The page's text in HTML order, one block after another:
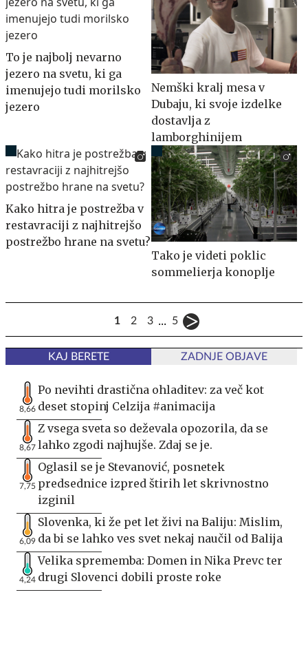
To je najbolj nevarno
jezero na svetu, ki ga
imenujejo tudi morilsko
jezero
Nemški kralj mesa v
Dubaju, ki svoje izdelke
dostavlja z
lamborghinijem
Kako hitra je postrežba v
restavraciji z najhitrejšo
postrežbo hrane na svetu?
Tako je videti poklic
sommelierja konoplje
1 2 3 ... 5
KAJ BERETE ZADNJE OBJAVE
8,66
Po nevihti drastična ohladitev: za več kot
deset stopinj Celzija #animacija
8,67
Z vsega sveta so deževala opozorila, da se
lahko zgodi najhujše. Zdaj se je.
7,75
Oglasil se je Stevanović, posnetek
predsednice izpred štirih let skrivnostno
izginil
6,09
Slovenka, ki že pet let živi na Baliju: Mislim,
da bi se lahko ves svet nekaj naučil od Balija
4,24
Velika sprememba: Domen in Nika Prevc ter
drugi Slovenci dobili proste roke